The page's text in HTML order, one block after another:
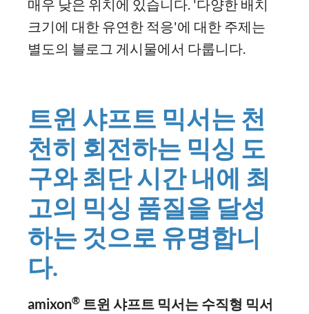
매우 낮은 위치에 있습니다. '다양한 배치
크기에 대한 유연한 적응'에 대한 주제는
별도의 블로그 게시물에서 다룹니다.
트윈 샤프트 믹서는 천
천히 회전하는 믹싱 도
구와 최단 시간 내에 최
고의 믹싱 품질을 달성
하는 것으로 유명합니
다.
amixon® 트윈 샤프트 믹서는 수직형 믹서